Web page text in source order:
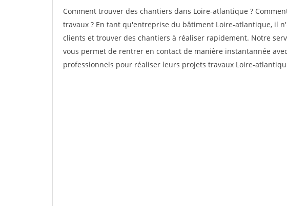
Comment trouver des chantiers dans Loire-atlantique ?
travaux ? En tant qu'entreprise du bâtiment Loire-atlantique, il
clients et trouver des chantiers à réaliser rapidement. Notre
vous permet de rentrer en contact de manière instantannée
professionnels pour réaliser leurs projets travaux Loire-